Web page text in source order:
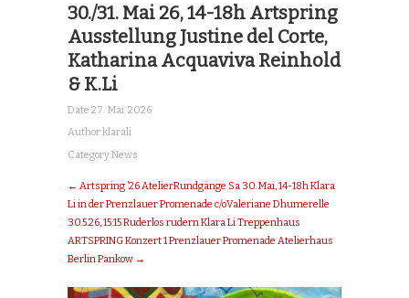
30./31. Mai 26, 14-18h Artspring
Ausstellung Justine del Corte,
Katharina Acquaviva Reinhold
& K.Li
Date:27. Mai 2026
Author:klarali
Category:News
← Artspring ’26 AtelierRundgänge Sa 30. Mai, 14-18h Klara
Li in der Prenzlauer Promenade c/oValeriane Dhumerelle
30.5.26, 15:15 Ruderlos rudern Klara Li Treppenhaus
ARTSPRING Konzert 1 Prenzlauer Promenade Atelierhaus
Berlin Pankow →